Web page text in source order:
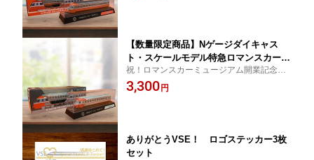
【数量限定商品】Nゲージダイキャス
ト・スケールモデル特急ロマンスカーS
SE・3000形（ディスプレイケース入
り）
祝！ロマンスカーミュージアム開業記念商
品！
3,300 円
ありがとうVSE！ ロゴステッカー3枚
セット